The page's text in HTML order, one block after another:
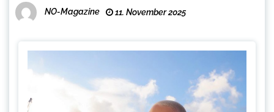
NO-Magazine 11. November 2025